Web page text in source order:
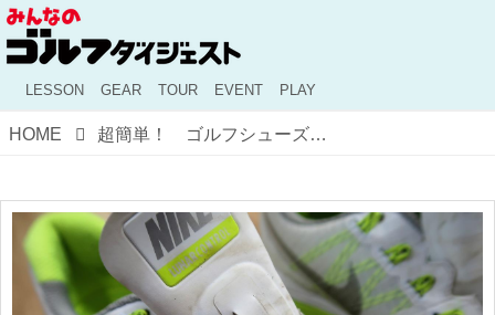
LESSON GEAR TOUR EVENT PLAY
HOME 超簡単！ ゴルフシューズのお手入れは“激落ち”スポンジで一発だ！